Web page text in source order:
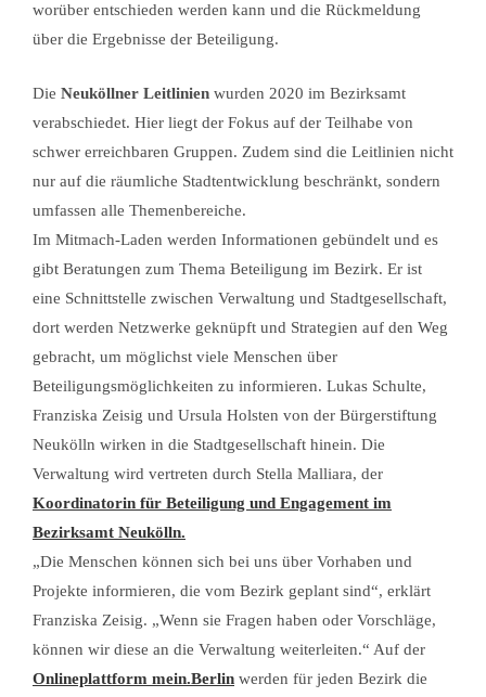
worüber entschieden werden kann und die Rückmeldung
über die Ergebnisse der Beteiligung.
Die Neuköllner Leitlinien wurden 2020 im Bezirksamt
verabschiedet. Hier liegt der Fokus auf der Teilhabe von
schwer erreichbaren Gruppen. Zudem sind die Leitlinien nicht
nur auf die räumliche Stadtentwicklung beschränkt, sondern
umfassen alle Themenbereiche.
Im Mitmach-Laden werden Informationen gebündelt und es
gibt Beratungen zum Thema Beteiligung im Bezirk. Er ist
eine Schnittstelle zwischen Verwaltung und Stadtgesellschaft,
dort werden Netzwerke geknüpft und Strategien auf den Weg
gebracht, um möglichst viele Menschen über
Beteiligungsmöglichkeiten zu informieren. Lukas Schulte,
Franziska Zeisig und Ursula Holsten von der Bürgerstiftung
Neukölln wirken in die Stadtgesellschaft hinein. Die
Verwaltung wird vertreten durch Stella Malliara, der
Koordinatorin für Beteiligung und Engagement im
Bezirksamt Neukölln.
„Die Menschen können sich bei uns über Vorhaben und
Projekte informieren, die vom Bezirk geplant sind“, erklärt
Franziska Zeisig. „Wenn sie Fragen haben oder Vorschläge,
können wir diese an die Verwaltung weiterleiten.“ Auf der
Onlineplattform mein.Berlin werden für jeden Bezirk die